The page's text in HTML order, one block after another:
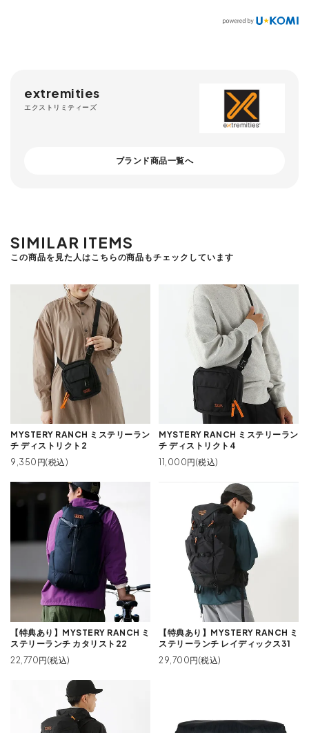
extremities
エクストリミティーズ
ブランド商品一覧へ
SIMILAR ITEMS
この商品を見た人はこちらの商品もチェックしています
MYSTERY RANCH ミステリーラン
チ ディストリクト2
9,350円(税込)
MYSTERY RANCH ミステリーラン
チ ディストリクト4
11,000円(税込)
【特典あり】MYSTERY RANCH ミ
ステリーランチ カタリスト22
22,770円(税込)
【特典あり】MYSTERY RANCH ミ
ステリーランチ レイディックス31
29,700円(税込)